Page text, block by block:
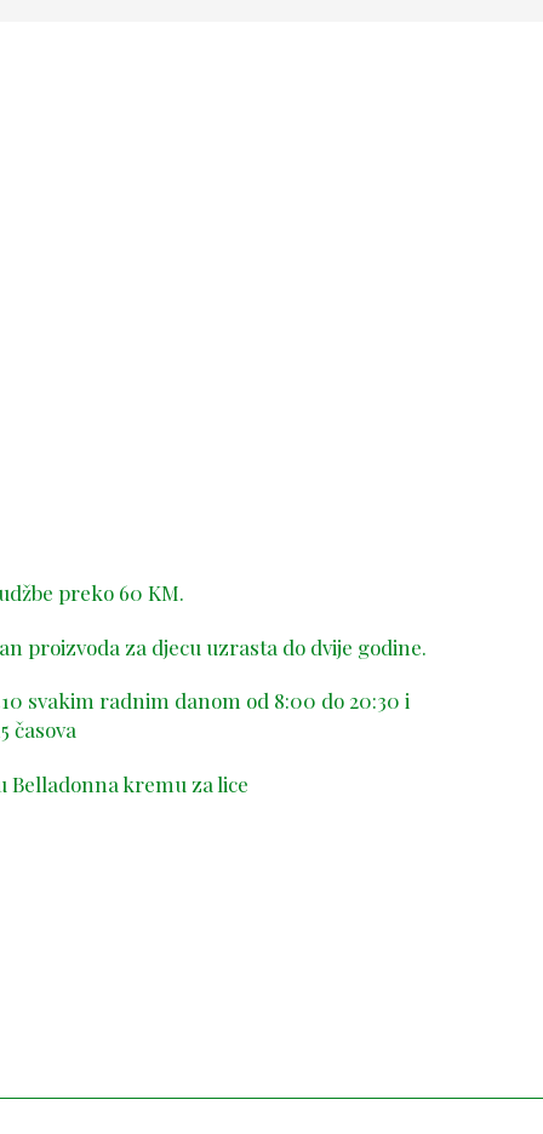
preko 60 KM.
proizvoda za djecu uzrasta do dvije godine.
svakim radnim danom od 8:00 do 20:30 i
časova
Belladonna kremu za lice